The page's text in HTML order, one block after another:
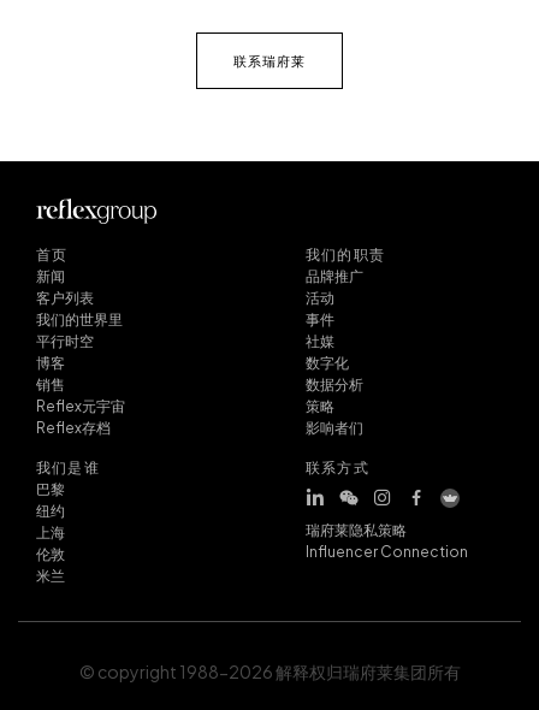
联系瑞府莱
首页
新闻
客户列表
我们的世界里
平行时空
博客
销售
Reflex元宇宙
Reflex存档
我们的职责
品牌推广
活动
事件
社媒
数字化
数据分析
策略
影响者们
我们是谁
巴黎
纽约
上海
伦敦
米兰
联系方式
瑞府莱隐私策略
Influencer Connection
© copyright 1988-2026 解释权归瑞府莱集团所有